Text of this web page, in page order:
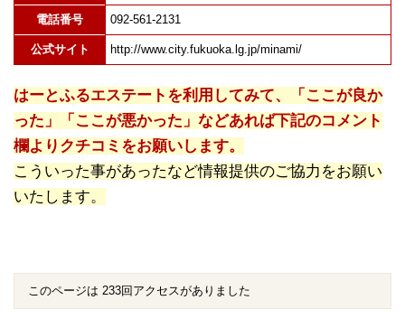
電話番号 092-561-2131
公式サイト http://www.city.fukuoka.lg.jp/minami/
はーとふるエステートを利用してみて、「ここが良か
った」「ここが悪かった」などあれば下記のコメント
欄よりクチコミをお願いします。
こういった事があったなど情報提供のご協力をお願い
いたします。
このページは 233回アクセスがありました